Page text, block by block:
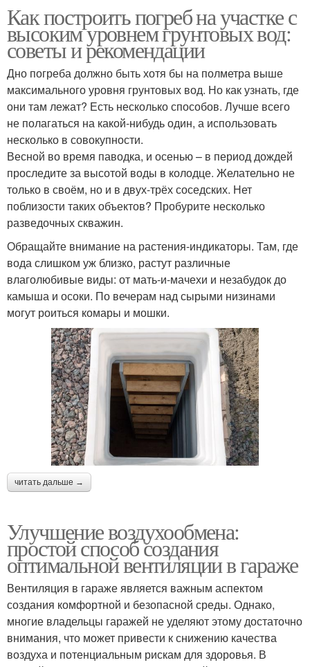
Как построить погреб на участке с
высоким уровнем грунтовых вод:
советы и рекомендации
Дно погреба должно быть хотя бы на полметра выше
максимального уровня грунтовых вод. Но как узнать, где
они там лежат? Есть несколько способов. Лучше всего
не полагаться на какой-нибудь один, а использовать
несколько в совокупности.
Весной во время паводка, и осенью – в период дождей
проследите за высотой воды в колодце. Желательно не
только в своём, но и в двух-трёх соседских. Нет
поблизости таких объектов? Пробурите несколько
разведочных скважин.
Обращайте внимание на растения-индикаторы. Там, где
вода слишком уж близко, растут различные
влаголюбивые виды: от мать-и-мачехи и незабудок до
камыша и осоки. По вечерам над сырыми низинами
могут роиться комары и мошки.
читать дальше →
Улучшение воздухообмена:
простой способ создания
оптимальной вентиляции в гараже
Вентиляция в гараже является важным аспектом
создания комфортной и безопасной среды. Однако,
многие владельцы гаражей не уделяют этому достаточно
внимания, что может привести к снижению качества
воздуха и потенциальным рискам для здоровья. В